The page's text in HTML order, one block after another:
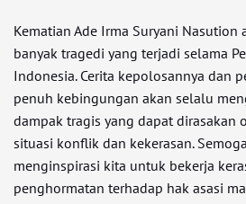
Kematian Ade Irma Suryani Nasution
banyak tragedi yang terjadi selama
Indonesia. Cerita kepolosannya dan
penuh kebingungan akan selalu
dampak tragis yang dapat dirasakan
situasi konflik dan kekerasan.
menginspirasi kita untuk bekerja
penghormatan terhadap hak asasi